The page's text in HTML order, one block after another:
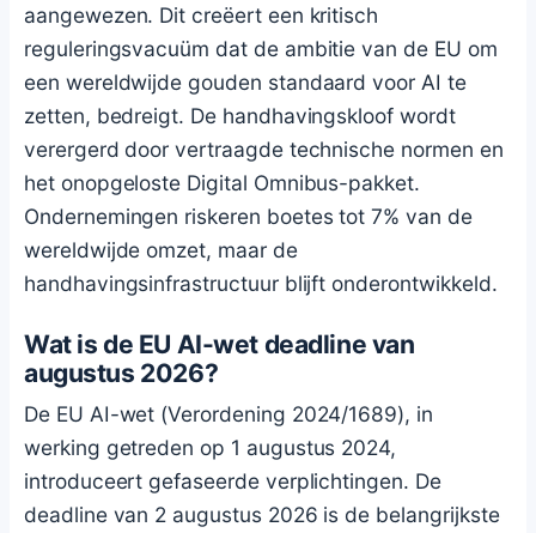
aangewezen. Dit creëert een kritisch
reguleringsvacuüm dat de ambitie van de EU om
een wereldwijde gouden standaard voor AI te
zetten, bedreigt. De handhavingskloof wordt
verergerd door vertraagde technische normen en
het onopgeloste Digital Omnibus-pakket.
Ondernemingen riskeren boetes tot 7% van de
wereldwijde omzet, maar de
handhavingsinfrastructuur blijft onderontwikkeld.
Wat is de EU AI-wet deadline van
augustus 2026?
De EU AI-wet (Verordening 2024/1689), in
werking getreden op 1 augustus 2024,
introduceert gefaseerde verplichtingen. De
deadline van 2 augustus 2026 is de belangrijkste